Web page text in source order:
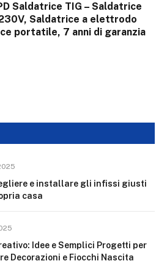
Saldatrice TIG – Saldatrice
Saldatrice a elettrodo
portatile, 7 anni di garanzia
e installare gli infissi giusti
casa
Idee e Semplici Progetti per
Decorazioni e Fiocchi Nascita